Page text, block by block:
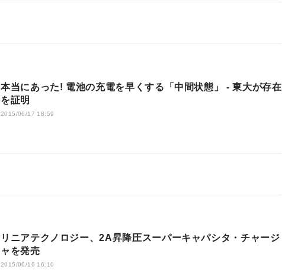
本当にあった! 電池の充電を早くする「中間状態」 - 東大が存在
を証明
2015/06/17 18:59
リニアテクノロジー、2A昇降圧スーパーキャパシタ・チャージ
ャを発売
2015/06/16 16:10